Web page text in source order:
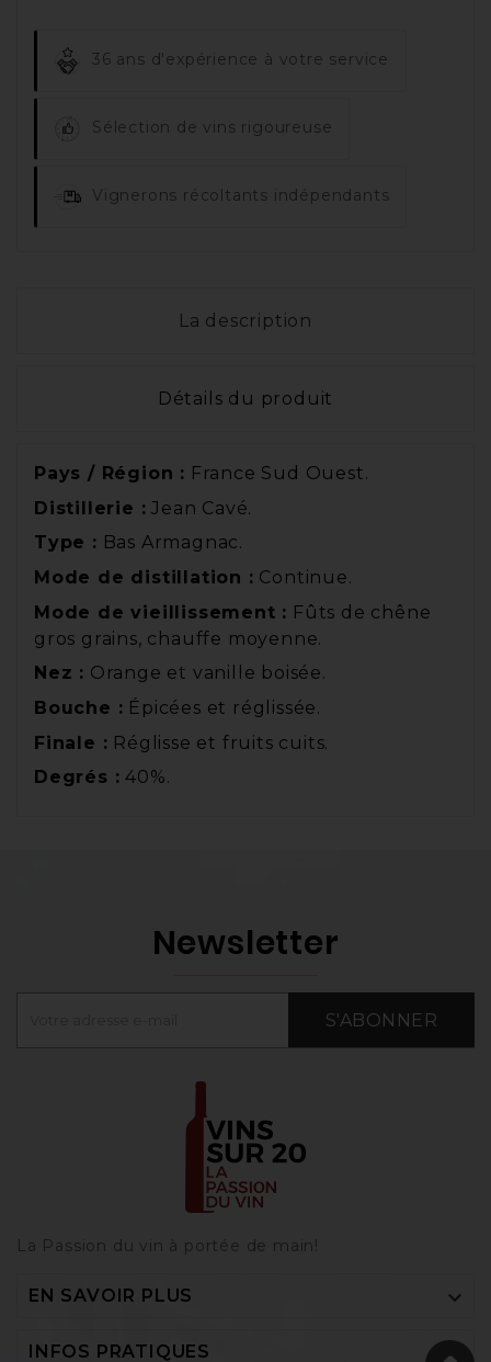
36 ans d'expérience à votre service
Sélection de vins rigoureuse
Vignerons récoltants indépendants
La description
Détails du produit
Pays / Région : France Sud Ouest.
Distillerie : Jean Cavé.
Type : Bas Armagnac.
Mode de distillation : Continue.
Mode de vieillissement : Fûts de chêne
gros grains, chauffe moyenne.
Nez : Orange et vanille boisée.
Bouche : Épicées et réglissée.
Finale : Réglisse et fruits cuits.
Degrés : 40%.
Newsletter
S'ABONNER
La Passion du vin à portée de main‎!
EN SAVOIR PLUS 
INFOS PRATIQUES 